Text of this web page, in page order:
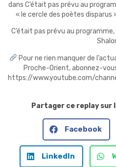
dans C’était pas prévu au
« le cercle des poètes
C’était pas prévu au
Pour ne rien manquer de
Proche-Orient, abonnez-
https://www.youtube.com/
Partager ce replay sur
Facebook
LinkedIn